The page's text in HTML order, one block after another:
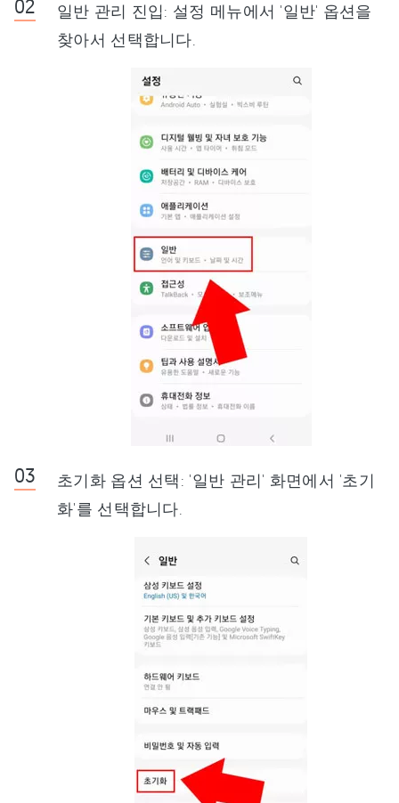
일반 관리 진입: 설정 메뉴에서 '일반' 옵션을
찾아서 선택합니다.
초기화 옵션 선택: '일반 관리' 화면에서 '초기
화'를 선택합니다.